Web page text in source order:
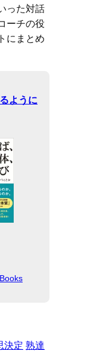
った対話
ーチの役
にまとめ
ように
決定 熟達